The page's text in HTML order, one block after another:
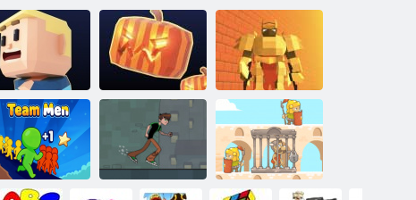
Kogama:
Büyükanne
Parkour
Kogama:
Karanlık
Parkour
Zindan Koşusu